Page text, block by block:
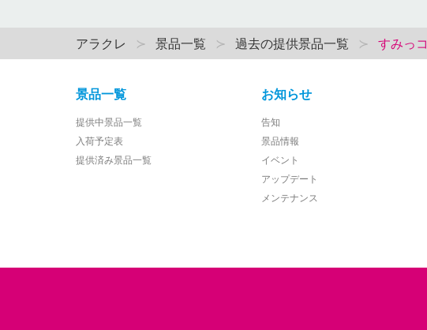
アラクレ 景品一覧 過去の提供景品一覧 すみっ
景品一覧
提供中景品一覧
入荷予定表
提供済み景品一覧
お知らせ
告知
景品情報
イベント
アップデート
メンテナンス